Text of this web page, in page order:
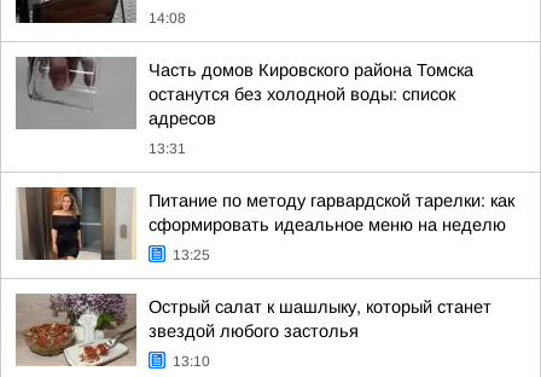
14:08
Часть домов Кировского района Томска
останутся без холодной воды: список
адресов
13:31
Питание по методу гарвардской тарелки: как
сформировать идеальное меню на неделю
13:25
Острый салат к шашлыку, который станет
звездой любого застолья
13:10